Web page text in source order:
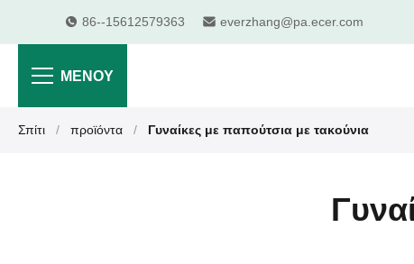
86--15612579363 everzhang@pa.ecer.com
ΜΕΝΟΎ
Σπίτι / προϊόντα / Γυναίκες με παπούτσια με τακούνια